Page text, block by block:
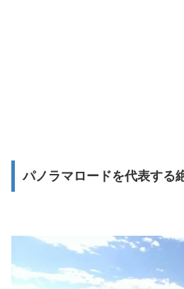
パノラマロードを代表する